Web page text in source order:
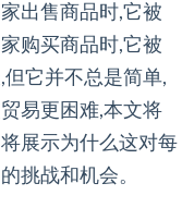
出售商品时,它被
购买商品时,它被
它并不总是简单,
易更困难,本文将
展示为什么这对每
挑战和机会。